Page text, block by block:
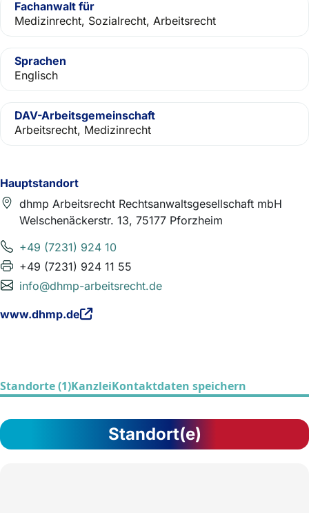
Hauptstandort
dhmp Arbeitsrecht Rechtsanwaltsgesellschaft mbH
Welschenäckerstr. 13, 75177 Pforzheim
+49 (7231) 924 10
+49 (7231) 924 11 55
info@dhmp-arbeitsrecht.de
www.dhmp.de
Fachanwalt für
Medizinrecht, Sozialrecht, Arbeitsrecht
Sprachen
Englisch
DAV-Arbeitsgemeinschaft
Arbeitsrecht, Medizinrecht
Standorte (1)KanzleiKontaktdaten speichern
Standort(e)